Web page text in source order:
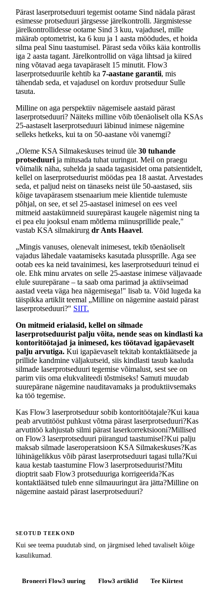
Pärast laserprotseduuri tegemist ootame Sind nädala pärast
esimesse protseduuri järgsesse järelkontrolli. Järgmistesse
järelkontrollidesse ootame Sind 3 kuu, vajadusel, mille
määrab optometrist, ka 6 kuu ja 1 aasta möödudes, et hoida
silma peal Sinu taastumisel. Pärast seda võiks käia kontrollis
iga 2 aasta tagant. Järelkontrollid on väga lihtsad ja kiired
ning võtavad aega tavapäraselt 15 minutit. Flow3
laserprotseduurile kehtib ka 7-aastane garantii, mis
tähendab seda, et vajadusel on korduv protseduur Sulle
tasuta.
Milline on aga perspektiiv nägemisele aastaid pärast
laserprotseduuri? Näiteks milline võib tõenäoliselt olla KSAs
25-aastaselt laserprotseduuri läbinud inimese nägemine
selleks hetkeks, kui ta on 50-aastane või vanemgi?
„Oleme KSA Silmakeskuses teinud üle 30 tuhande
protseduuri ja mitusada tuhat uuringut. Meil on praegu
võimalik näha, suhelda ja saada tagasisidet oma patsientidelt,
kellel on laserprotseduurist möödas pea 18 aastat. Arvestades
seda, et paljud neist on tänaseks neist üle 50-aastased, siis
kõige tavapärasem stsenaarium meie klientide tulemuste
põhjal, on see, et sel 25-aastasel inimesel on ees veel
mitmeid aastakümneid suurepärast kaugele nägemist ning ta
ei pea elu jooksul enam mõtlema miinusprillide peale,"
vastab KSA silmakirurg dr Ants Haavel.
„Mingis vanuses, olenevalt inimesest, tekib tõenäoliselt
vajadus lähedale vaatamiseks kasutada plussprille. Aga see
ootab ees ka neid tavainimesi, kes laserprotseduuri teinud ei
ole. Ehk minu arvates on selle 25-aastase inimese väljavaade
elule suurepärane – ta saab oma parimad ja aktiivseimad
aastad veeta väga hea nägemisega!" lisab ta. Võid lugeda ka
täispikka artiklit teemal „Milline on nägemine aastaid pärast
laserprotseduuri?" SIIT.
On mitmeid erialasid, kellel on silmade
laserprotseduurist palju võita, nende seas on kindlasti ka
kontoritöötajad ja inimesed, kes töötavad igapäevaselt
palju arvutiga. Kui igapäevaselt tekitab kontaktläätsede ja
prillide kandmine väljakutseid, siis kindlasti tasub kaaluda
silmade laserprotseduuri tegemise võimalust, sest see on
parim viis oma elukvaliteedi tõstmiseks! Samuti muudab
suurepärane nägemine nauditavamaks ja produktiivsemaks
ka töö tegemise.
Kas Flow3 laserprotseduur sobib kontoritöötajale?Kui kaua
peab arvutitööst puhkust võtma pärast laserprotseduuri?Kas
arvutitöö kahjustab silmi pärast laserkorrektsiooni?Millised
on Flow3 laserprotseduuri piirangud taastumisel?Kui palju
maksab silmade laseroperatsioon KSA Silmakeskuses?Kas
lühinägelikkus võib pärast laserprotseduuri tagasi tulla?Kui
kaua kestab taastumine Flow3 laserprotseduurist?Mitu
dioptrit saab Flow3 protseduuriga korrigeerida?Kas
kontaktläätsed tuleb enne silmauuringut ära jätta?Milline on
nägemine aastaid pärast laserprotseduuri?
SEOTUD TEEKOND
Kui see teema puudutab sind, on järgmised lehed tavaliselt kõige
kasulikumad.
Broneeri Flow3 uuring Flow3 artiklid Tee Kiirtest